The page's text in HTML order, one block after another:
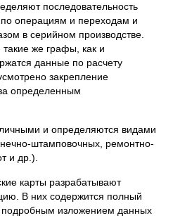
последователь­ность
операциям и переходам и
в серийном производстве.
же графы, как и
данные по расчету
закрепление
определенным
и определяются видами
штамповочных, ремонтно-
и др.).
карты разра­батывают
В них содержится полный
подробным изложением данных